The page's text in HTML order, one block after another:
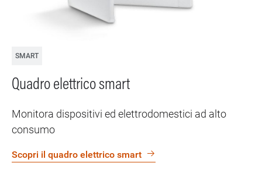
SMART
Quadro elettrico smart
Monitora dispositivi ed elettrodomestici ad alto
consumo
Scopri il quadro elettrico smart